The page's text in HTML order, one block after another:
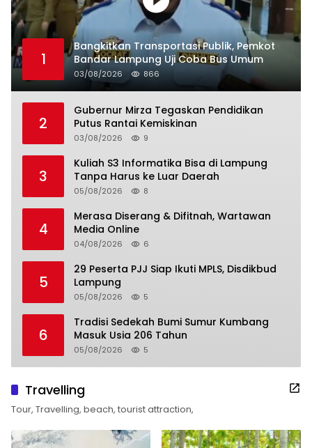
1
Bangkitkan Transportasi Publik, Pemkot
Bandar Lampung Uji Coba Bus Umum
03/08/2026 866
2
Gubernur Mirza Tegaskan Pendidikan
Putus Rantai Kemiskinan
03/08/2026 9
3
Kuliah S3 Informatika Bisa di Lampung
Tanpa Harus ke Luar Daerah
05/08/2026 8
4
Merasa Diserang & Difitnah, Wartawan
Media Online
04/08/2026 6
5
29 Peserta PJJ Siap Ikuti MPLS, Disdikbud
Lampung
05/08/2026 5
6
Tradisi Sedekah Bumi Sumur Kumbang
Masuk Usia 206 Tahun
05/08/2026 5
Travelling
Tour, Travelling, beach, tourist attraction,